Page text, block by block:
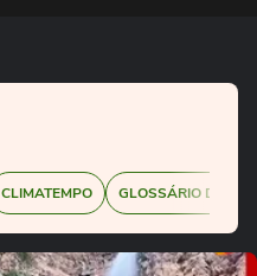
CLIMATEMPO GLOSSÁRIO DE